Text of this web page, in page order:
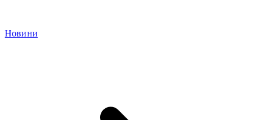
Новини